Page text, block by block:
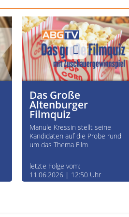
Das Große
Altenburger
Filmquiz
Manule Kressin stellt seine
Kandidaten auf die Probe rund
um das Thema Film
letzte Folge vom:
11.06.2026 | 12:50 Uhr